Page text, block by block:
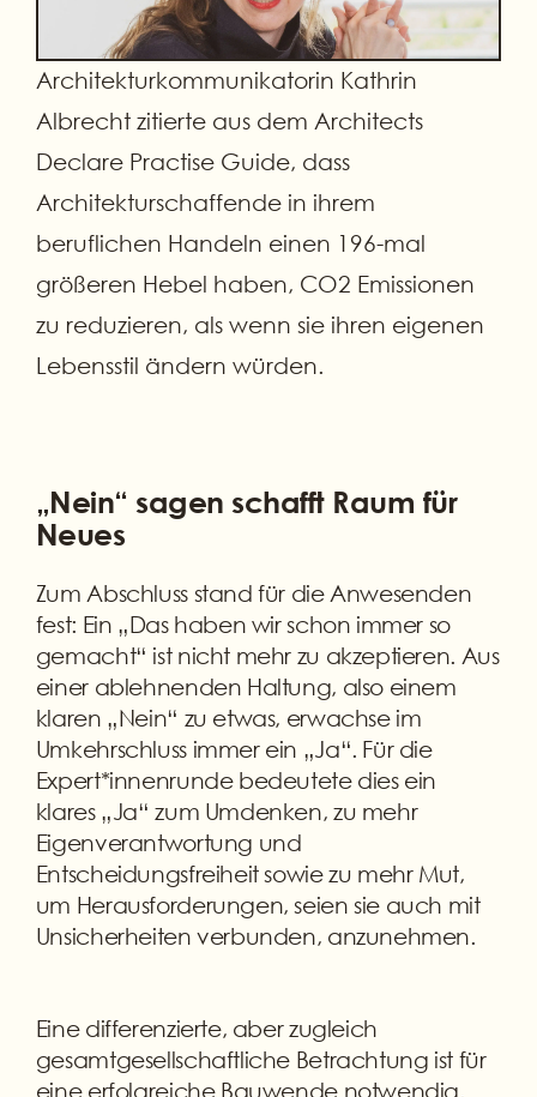
Architekturkommunikatorin Kathrin
Albrecht zitierte aus dem Architects
Declare Practise Guide, dass
Architekturschaffende in ihrem
beruflichen Handeln einen 196-mal
größeren Hebel haben, CO2 Emissionen
zu reduzieren, als wenn sie ihren eigenen
Lebensstil ändern würden.
„Nein“ sagen schafft Raum für
Neues
Zum Abschluss stand für die Anwesenden
fest: Ein „Das haben wir schon immer so
gemacht“ ist nicht mehr zu akzeptieren. Aus
einer ablehnenden Haltung, also einem
klaren „Nein“ zu etwas, erwachse im
Umkehrschluss immer ein „Ja“. Für die
Expert*innenrunde bedeutete dies ein
klares „Ja“ zum Umdenken, zu mehr
Eigenverantwortung und
Entscheidungsfreiheit sowie zu mehr Mut,
um Herausforderungen, seien sie auch mit
Unsicherheiten verbunden, anzunehmen.
Eine differenzierte, aber zugleich
gesamtgesellschaftliche Betrachtung ist für
eine erfolgreiche Bauwende notwendig.